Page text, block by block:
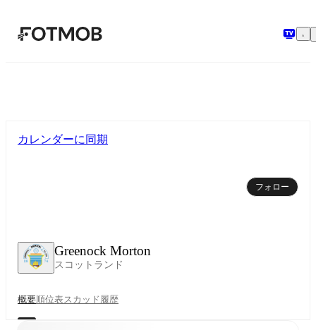
メインコンテンツへスキップ
Greenock Morton
スコットランド
カレンダーに同期
フォロー
概要順位表スカッド 履歴